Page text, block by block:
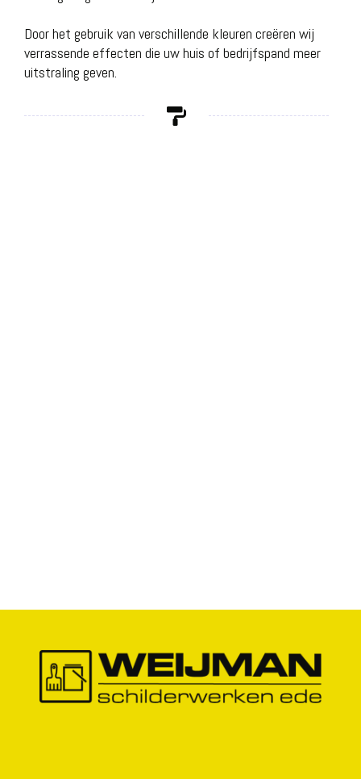
Door het gebruik van verschillende kleuren creëren wij
verrassende effecten die uw huis of bedrijfspand meer
uitstraling geven.